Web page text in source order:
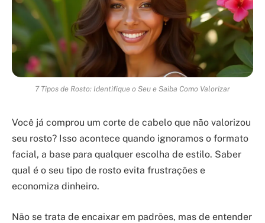
7 Tipos de Rosto: Identifique o Seu e Saiba Como Valorizar
Você já comprou um corte de cabelo que não valorizou
seu rosto? Isso acontece quando ignoramos o formato
facial, a base para qualquer escolha de estilo. Saber
qual é o seu tipo de rosto evita frustrações e
economiza dinheiro.
Não se trata de encaixar em padrões, mas de entender